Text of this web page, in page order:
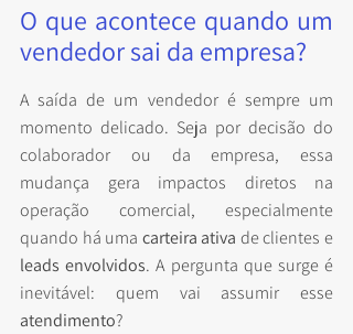
O que acontece quando um
vendedor sai da empresa?
A saída de um vendedor é sempre um
momento delicado. Seja por decisão do
colaborador ou da empresa, essa
mudança gera impactos diretos na
operação comercial, especialmente
quando há uma carteira ativa
leads envolvidos. A pergunta que surge é
atendimento?